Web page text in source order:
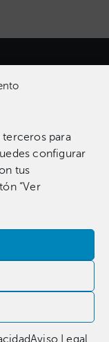
terceros para
configurar
tus
“Ver
Aviso Legal
entre pinturas,
e instalaciones